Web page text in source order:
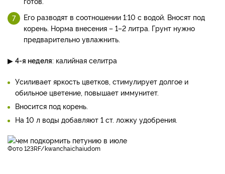
Его разводят в соотношении 1:10 с водой. Вносят под
корень. Норма внесения – 1–2 литра. Грунт нужно
предварительно увлажнить.
▶ 4-я неделя: калийная селитра
Усиливает яркость цветков, стимулирует долгое и
обильное цветение, повышает иммунитет.
Вносится под корень.
На 10 л воды добавляют 1 ст. ложку удобрения.
фото 123RF/kwanchaichaiudom